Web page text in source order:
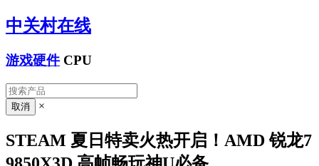
中关村在线
游戏硬件 CPU
×
STEAM 夏日特卖火热开启！AMD 锐龙7